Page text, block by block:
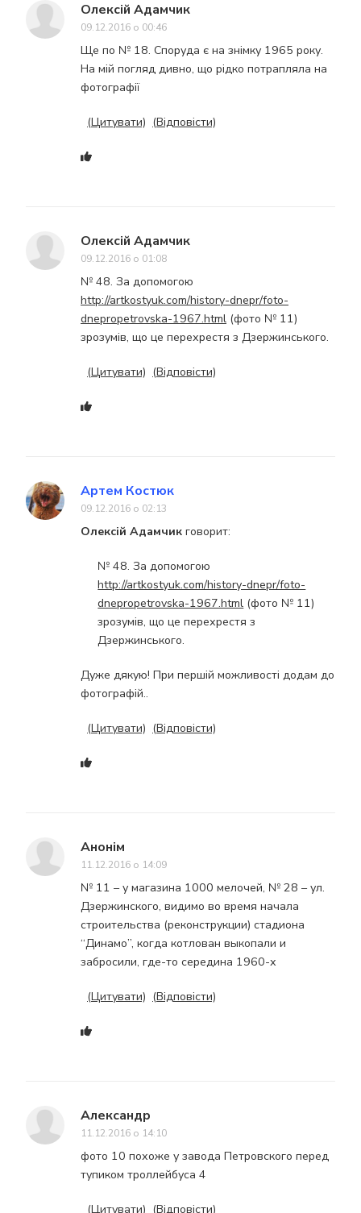
Олексій Адамчик
09.12.2016 о 00:46
Ще по № 18. Споруда є на знімку 1965 року.
На мій погляд дивно, що рідко потрапляла на
фотографії
(Цитувати) (Відповісти)
Олексій Адамчик
09.12.2016 о 01:08
№ 48. За допомогою
http://artkostyuk.com/history-dnepr/foto-
dnepropetrovska-1967.html (фото № 11)
зрозумів, що це перехрестя з Дзержинського.
(Цитувати) (Відповісти)
Артем Костюк
09.12.2016 о 02:13
Олексій Адамчик говорит:
№ 48. За допомогою
http://artkostyuk.com/history-dnepr/foto-
dnepropetrovska-1967.html (фото № 11)
зрозумів, що це перехрестя з
Дзержинського.
Дуже дякую! При першій можливості додам до
фотографій..
(Цитувати) (Відповісти)
Анонім
11.12.2016 о 14:09
№ 11 – у магазина 1000 мелочей, № 28 – ул.
Дзержинского, видимо во время начала
строительства (реконструкции) стадиона
“Динамо”, когда котлован выкопали и
забросили, где-то середина 1960-х
(Цитувати) (Відповісти)
Александр
11.12.2016 о 14:10
фото 10 похоже у завода Петровского перед
тупиком троллейбуса 4
(Цитувати) (Відповісти)